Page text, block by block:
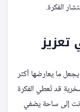
الفكرة.
ما يعارضها أكثر
قد تُعطي الفكرة
إلى ساحة يضفي